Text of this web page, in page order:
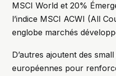
MSCI World et 20%
l’indice MSCI ACWI (All
englobe marchés
D’autres ajoutent des
européennes pour